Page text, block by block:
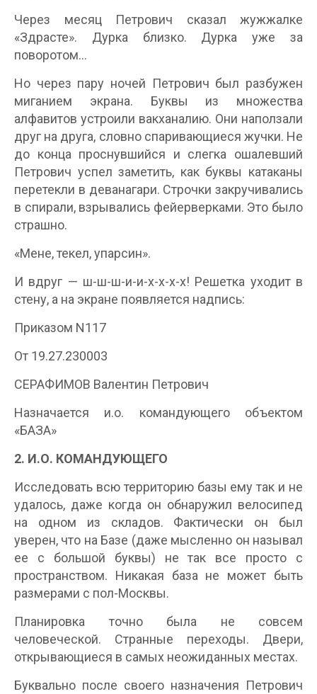
Через месяц Петрович сказал жужжалке
«Здрасте». Дурка близко. Дурка уже за
поворотом…
Но через пару ночей Петрович был разбужен
миганием экрана. Буквы из множества
алфавитов устроили вакханалию. Они наползали
друг на друга, словно спаривающиеся жучки. Не
до конца проснувшийся и слегка ошалевший
Петрович успел заметить, как буквы катаканы
перетекли в деванагари. Строчки закручивались
в спирали, взрывались фейерверками. Это было
страшно.
«Мене, текел, упарсин».
И вдруг — ш-ш-ш-и-и-х-х-х-х! Решетка уходит в
стену, а на экране появляется надпись:
Приказом N117
От 19.27.230003
СЕРАФИМОВ Валентин Петрович
Назначается и.о. командующего объектом
«БАЗА»
2. И.О. КОМАНДУЮЩЕГО
Исследовать всю территорию базы ему так и не
удалось, даже когда он обнаружил велосипед
на одном из складов. Фактически он был
уверен, что на Базе (даже мысленно он называл
ее с большой буквы) не так все просто с
пространством. Никакая база не может быть
размерами с пол-Москвы.
Планировка точно была не совсем
человеческой. Странные переходы. Двери,
открывающиеся в самых неожиданных местах.
Буквально после своего назначения Петрович